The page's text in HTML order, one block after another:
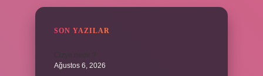
SON YAZILAR
Ağustos 6, 2026